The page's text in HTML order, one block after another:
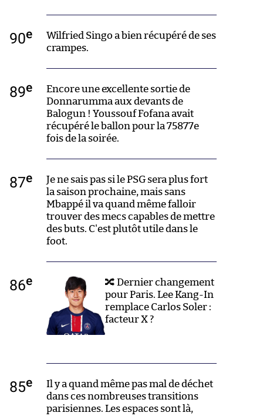
90e
Wilfried Singo a bien récupéré de ses
crampes.
89e
Encore une excellente sortie de
Donnarumma aux devants de
Balogun ! Youssouf Fofana avait
récupéré le ballon pour la 75877e
fois de la soirée.
87e
Je ne sais pas si le PSG sera plus fort
la saison prochaine, mais sans
Mbappé il va quand même falloir
trouver des mecs capables de mettre
des buts. C'est plutôt utile dans le
foot.
86e
🔀 Dernier changement
pour Paris. Lee Kang-In
remplace Carlos Soler :
facteur X ?
85e
Il y a quand même pas mal de déchet
dans ces nombreuses transitions
parisiennes. Les espaces sont là,